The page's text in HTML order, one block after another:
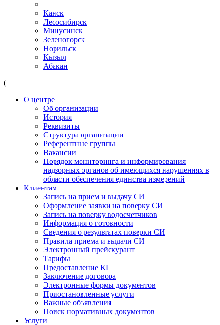
Канск
Лесосибирск
Минусинск
Зеленогорск
Норильск
Кызыл
Абакан
(
О центре
Об организации
История
Реквизиты
Структура организации
Референтные группы
Вакансии
Порядок мониторинга и информирования
надзорных органов об имеющихся нарушениях в
области обеспечения единства измерений
Клиентам
Запись на прием и выдачу СИ
Оформление заявки на поверку СИ
Запись на поверку водосчетчиков
Информация о готовности
Сведения о результатах поверки СИ
Правила приема и выдачи СИ
Электронный прейскурант
Тарифы
Предоставление КП
Заключение договора
Электронные формы документов
Приостановленные услуги
Важные объявления
Поиск нормативных документов
Услуги